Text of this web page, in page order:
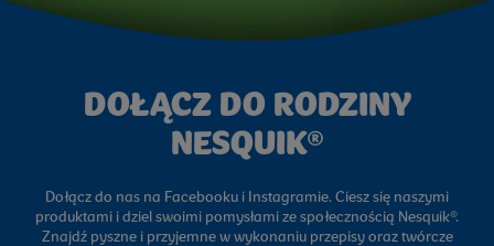
DOŁĄCZ DO RODZINY
NESQUIK®
Dołącz do nas na Facebooku i Instagramie. Ciesz się naszymi
produktami i dziel swoimi pomysłami ze społecznością Nesquik®.
Znajdź pyszne i przyjemne w wykonaniu przepisy oraz twórcze